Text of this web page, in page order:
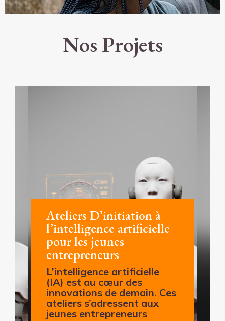
Nos Projets
Ateliers D’initiation à
l’intelligence artificielle
pour les jeunes
entrepreneurs
L’intelligence artificielle
(IA) est au cœur des
innovations de demain. Ces
ateliers s’adressent aux
jeunes entrepreneurs